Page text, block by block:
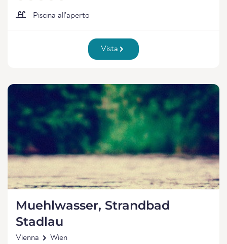
Piscina all'aperto
Vista
Muehlwasser, Strandbad
Stadlau
Vienna Wien